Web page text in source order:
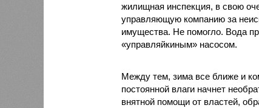
жилищная инспекция, в свою
управляющую компанию за
имущества. Не помогло. Вода
«управляйкиным» насосом.
Между тем, зима все ближе и
постоянной влаги начнет
внятной помощи от властей,